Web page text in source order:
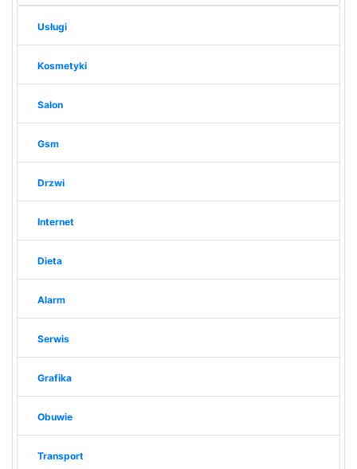
Usługi
Kosmetyki
Salon
Gsm
Drzwi
Internet
Dieta
Alarm
Serwis
Grafika
Obuwie
Transport